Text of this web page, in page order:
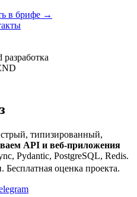
в брифе →
разработка
типизированный,
API и веб-приложения
Pydantic, PostgreSQL, Redis.
Бесплатная оценка проекта.